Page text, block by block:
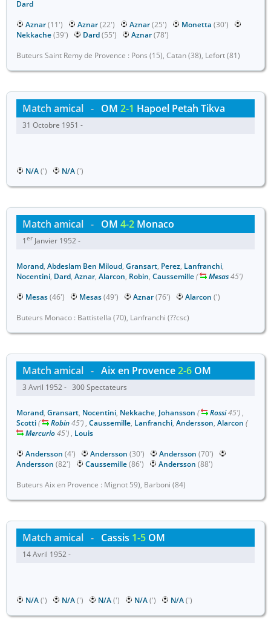
Dard
Aznar(11') Aznar(22') Aznar(25') Monetta (30')
Nekkache(39') Dard(55') Aznar(78')
Buteurs Saint Remy de Provence : Pons (15), Catan (38), Lefort (81)
Match amical - OM 2-1 Hapoel Petah Tikva
31 Octobre 1951 -
N/A(') N/A(')
Match amical - OM 4-2 Monaco
1er Janvier 1952 -
Morand, Abdeslam Ben Miloud, Gransart, Perez, Lanfranchi,
Nocentini, Dard, Aznar, Alarcon, Robin, Caussemille( Mesas45')
Mesas(46') Mesas(49') Aznar(76') Alarcon (')
Buteurs Monaco : Battistella (70), Lanfranchi (??csc)
Match amical - Aix en Provence2-6 OM
3 Avril 1952 - 300 Spectateurs
Morand, Gransart, Nocentini, Nekkache, Johansson ( Rossi45') ,
Scotti( Robin45') , Caussemille, Lanfranchi, Andersson, Alarcon (
Mercurio45') , Louis
Andersson (4') Andersson (30') Andersson (70')
Andersson (82') Caussemille(86') Andersson (88')
Buteurs Aix en Provence : Mignot 59), Barboni (84)
Match amical - Cassis 1-5 OM
14 Avril 1952 -
N/A(') N/A(') N/A(') N/A(') N/A(')